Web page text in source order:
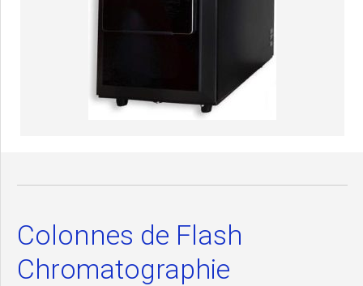
Colonnes de Flash
Chromatographie